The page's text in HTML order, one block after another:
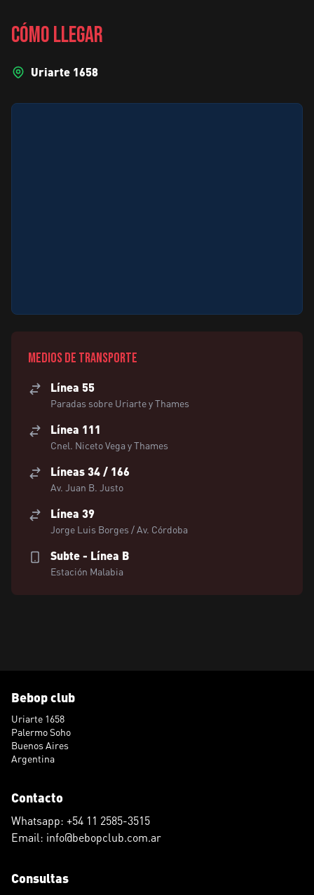
CÓMO LLEGAR
Uriarte 1658
Medios de transporte
Línea 55
Paradas sobre Uriarte y Thames
Línea 111
Cnel. Niceto Vega y Thames
Líneas 34 / 166
Av. Juan B. Justo
Línea 39
Jorge Luis Borges / Av. Córdoba
Subte - Línea B
Estación Malabia
Bebop club
Uriarte 1658
Palermo Soho
Buenos Aires
Argentina
Contacto
Whatsapp: +54 11 2585-3515
Email: info@bebopclub.com.ar
Consultas